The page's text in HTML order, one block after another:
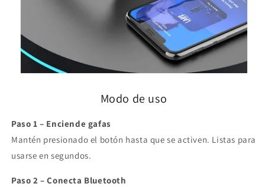
Modo de uso
Paso 1 – Enciende gafas
Mantén presionado el botón hasta que se activen. Listas para
usarse en segundos.
Paso 2 – Conecta Bluetooth